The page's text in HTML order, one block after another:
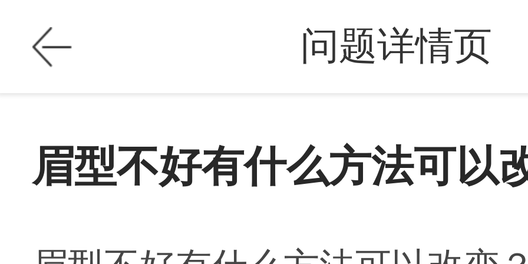
问题详情页
眉型不好有什么方法可以